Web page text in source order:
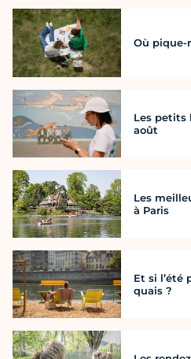
Où pique-
Les petits
août
Les
à Paris
Et si l’été
quais ?